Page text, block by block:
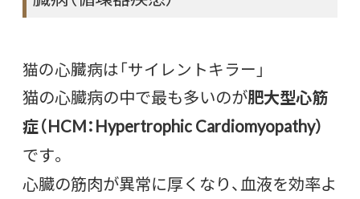
猫の心臓病は「サイレントキラー」
猫の心臓病の中で最も多いのが肥大型心筋
症（HCM：Hypertrophic Cardiomyopathy）
です。
心臓の筋肉が異常に厚くなり、血液を効率よ